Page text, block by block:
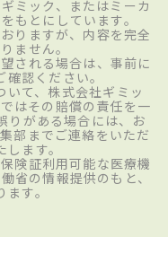
ミック、またはミーカ
もとにしています。
りますが、内容を完全
ません。
される場合は、事前に
認ください。
いて、株式会社ギミッ
はその賠償の責任を一
りがある場合には、お
部までご連絡をいただ
ます。
険証利用可能な医療機
省の情報提供のもと、
す。